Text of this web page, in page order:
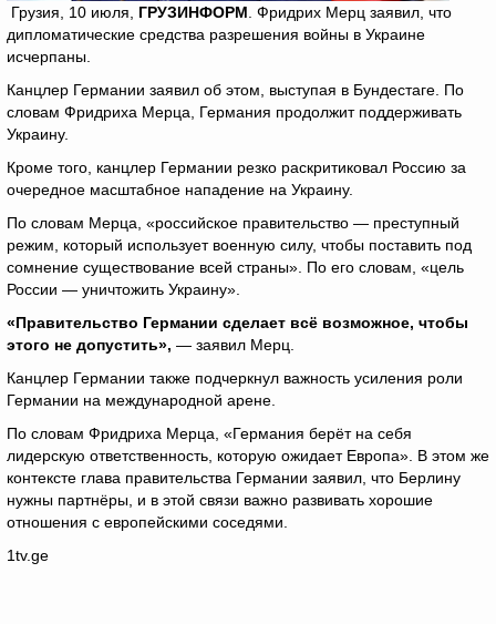
Грузия, 10 июля, ГРУЗИНФОРМ . Фридрих Мерц заявил, что
дипломатические средства разрешения войны в Украине
исчерпаны.
Канцлер Германии заявил об этом, выступая в Бундестаге. По
словам Фридриха Мерца, Германия продолжит поддерживать
Украину.
Кроме того, канцлер Германии резко раскритиковал Россию за
очередное масштабное нападение на Украину.
По словам Мерца, «российское правительство — преступный
режим, который использует военную силу, чтобы поставить под
сомнение существование всей страны». По его словам, «цель
России — уничтожить Украину».
«Правительство Германии сделает всё возможное, чтобы
этого не допустить», — заявил Мерц.
Канцлер Германии также подчеркнул важность усиления роли
Германии на международной арене.
По словам Фридриха Мерца, «Германия берёт на себя
лидерскую ответственность, которую ожидает Европа». В этом же
контексте глава правительства Германии заявил, что Берлину
нужны партнёры, и в этой связи важно развивать хорошие
отношения с европейскими соседями.
1tv.ge